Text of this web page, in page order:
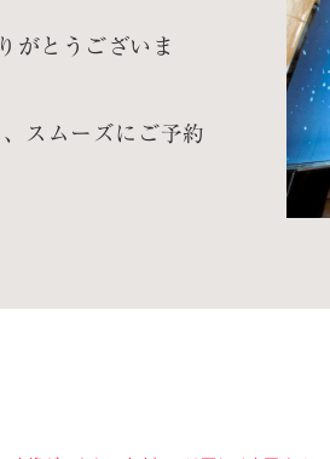
がとうございま
スムーズにご予約